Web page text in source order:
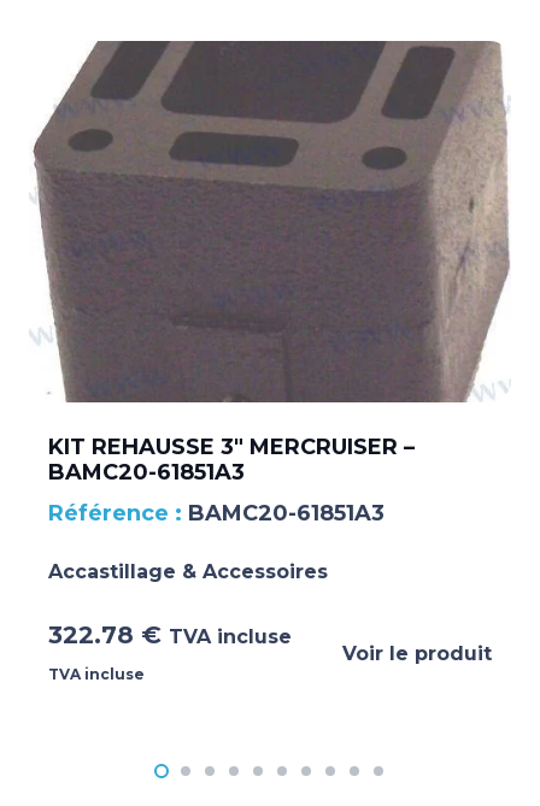
KIT REHAUSSE 3″ MERCRUISER –
BAMC20-61851A3
BAMC20-61851A3
Accastillage & Accessoires
322.78 € TVA incluse
TVA incluse
Voir le produit